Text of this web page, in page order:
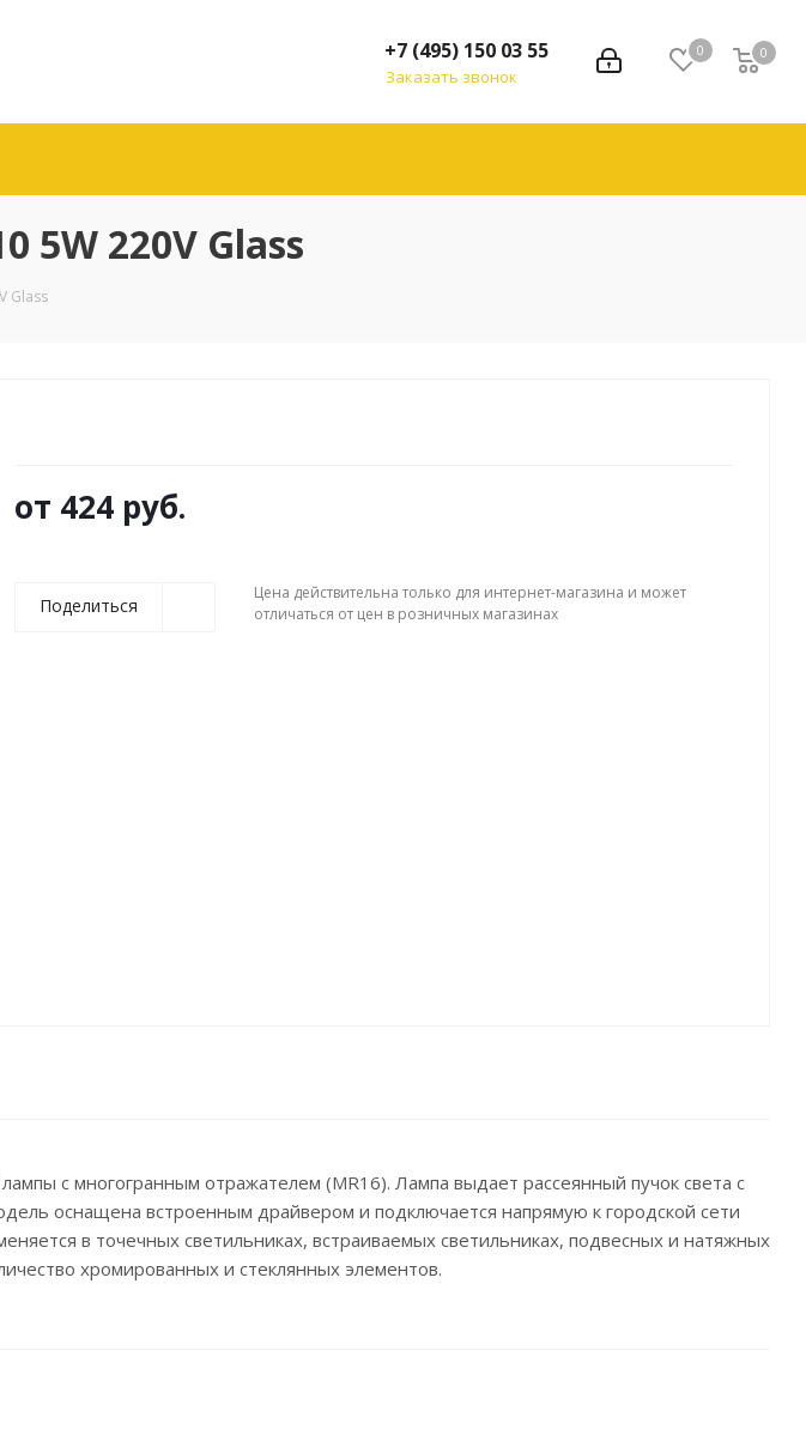
0 0
+7 (495) 150 03 55
Заказать звонок
5W 220V Glass
Glass
от 424 руб.
Поделиться
Цена действительна только для интернет-магазина и может
отличаться от цен в розничных магазинах
с многогранным отражателем (MR16). Лампа выдает рассеянный пучок света с
оснащена встроенным драйвером и подключается напрямую к городской сети
в точечных светильниках, встраиваемых светильниках, подвесных и натяжных
хромированных и стеклянных элементов.